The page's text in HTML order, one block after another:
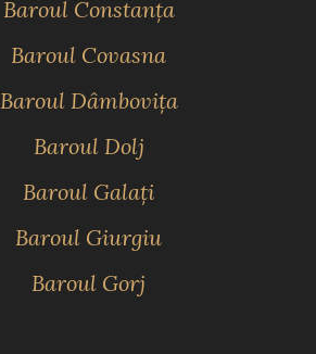
Baroul Constanţa
Baroul Covasna
Baroul Dâmboviţa
Baroul Dolj
Baroul Galaţi
Baroul Giurgiu
Baroul Gorj